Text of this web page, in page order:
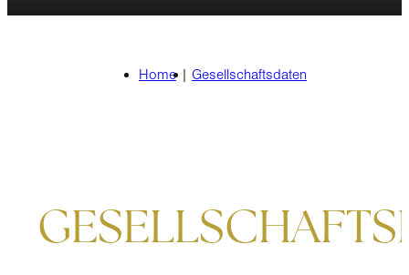
Home| Gesellschaftsdaten